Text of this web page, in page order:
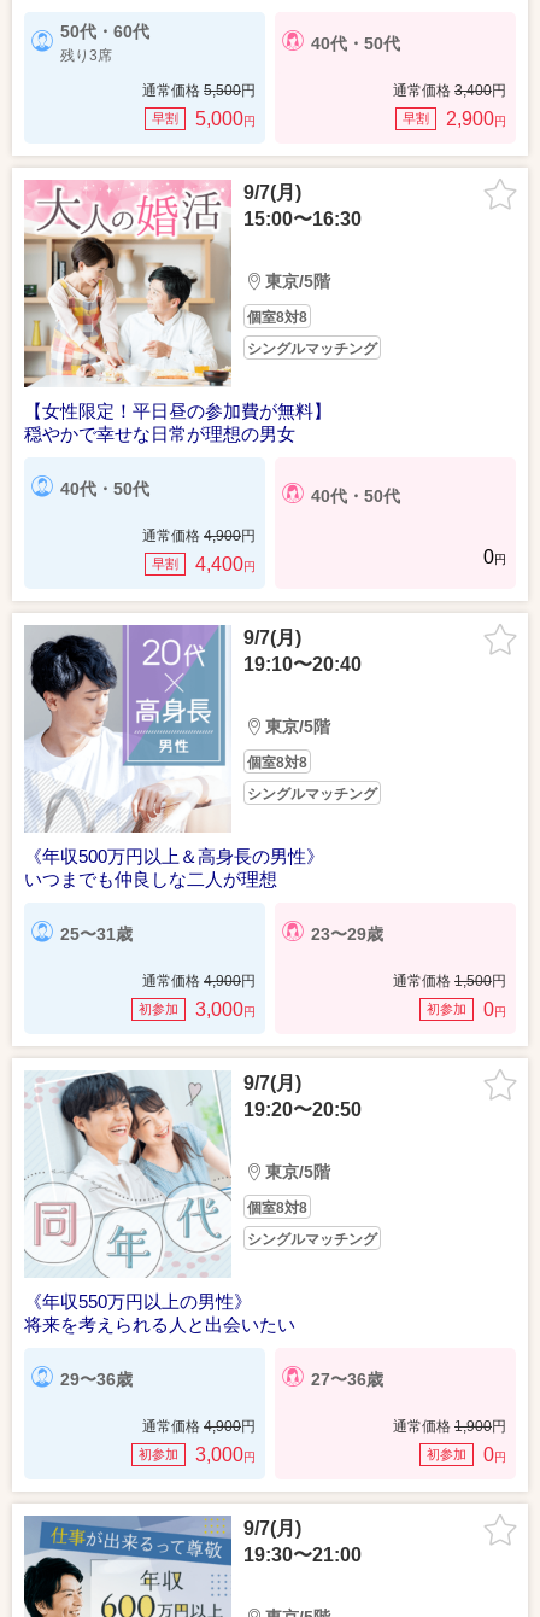
50代・60代
残り3席
通常価格 5,500円
早割 5,000円
40代・50代
通常価格 3,400円
早割 2,900円
9/7(月)
15:00〜16:30
東京/5階
個室8対8
シングルマッチング
【女性限定！平日昼の参加費が無料】
穏やかで幸せな日常が理想の男女
40代・50代
通常価格 4,900円
早割 4,400円
40代・50代
0円
9/7(月)
19:10〜20:40
東京/5階
個室8対8
シングルマッチング
《年収500万円以上＆高身長の男性》
いつまでも仲良しな二人が理想
25〜31歳
通常価格 4,900円
初参加 3,000円
23〜29歳
通常価格 1,500円
初参加 0円
9/7(月)
19:20〜20:50
東京/5階
個室8対8
シングルマッチング
《年収550万円以上の男性》
将来を考えられる人と出会いたい
29〜36歳
通常価格 4,900円
初参加 3,000円
27〜36歳
通常価格 1,900円
初参加 0円
9/7(月)
19:30〜21:00